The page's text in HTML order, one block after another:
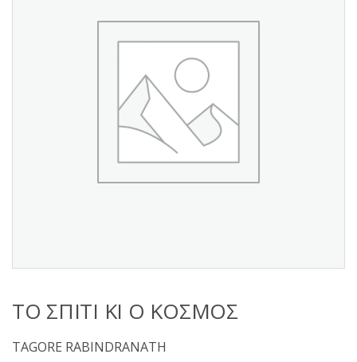
ΤΟ ΣΠΙΤΙ ΚΙ Ο ΚΟΣΜΟΣ
TAGORE RABINDRANATH